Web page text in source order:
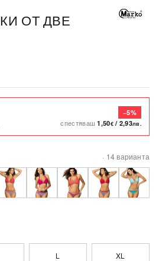
ОТ ДВЕ
−5%
спестяваш1,50€/ 2,93лв.
· 14 варианта
L XL